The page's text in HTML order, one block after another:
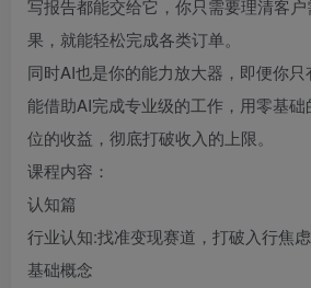
写报告都能交给它，你只需要理清客
果，就能轻松完成各类订单。
同时AI也是你的能力放大器，即便你
能借助AI完成专业级的工作，用零基
位的收益，彻底打破收入的上限。
课程内容：
认知篇
行业认知:找准变现赛道，打破入行焦虑
基础概念